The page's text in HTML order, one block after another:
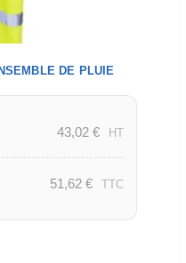
DE PLUIE
43,02 € HT
51,62 € TTC